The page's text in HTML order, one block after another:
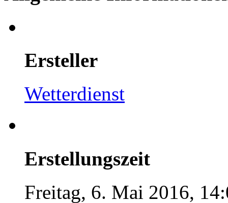
Ersteller
Wetterdienst
Erstellungszeit
Freitag, 6. Mai 2016,